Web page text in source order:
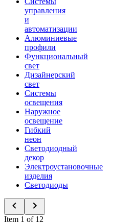
управления
и
автоматизации
Алюминиевые
профили
Функциональный
свет
Дизайнерский
свет
Системы
освещения
Наружное
освещение
Гибкий
неон
Светодиодный
декор
Электроустановочные
изделия
Светодиоды
Item 1 of 12